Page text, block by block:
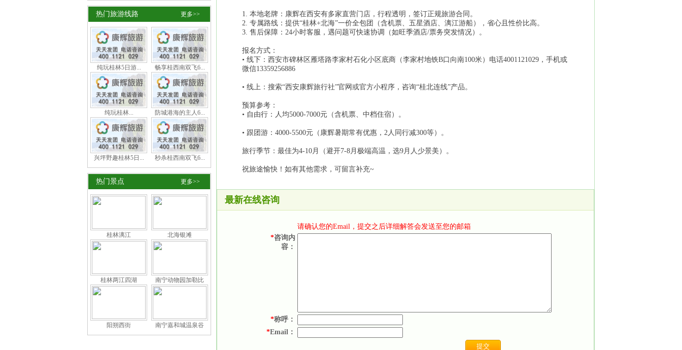
更多>>
热门旅游线路
纯玩桂林5日游... 畅享桂西南双飞6...
纯玩桂林... 防城港海的主人6...
兴坪野趣桂林5日... 秒杀桂西南双飞6...
更多>>
热门景点
桂林漓江 北海银滩
桂林两江四湖 南宁动物园加勒比
阳朔西街 南宁嘉和城温泉谷
1. 本地老牌：康辉在西安有多家直营门店，行程透明，签订正规旅游合同。
2. 专属路线：提供“桂林+北海”一价全包团（含机票、五星酒店、漓江游船），省心且性价比高。
3. 售后保障：24小时客服，遇问题可快速协调（如旺季酒店/票务突发情况）。
报名方式：
• 线下：西安市碑林区雁塔路李家村石化小区底商（李家村地铁B口向南100米）​电话4001121029，手机或
微信13359256886
• 线上：搜索“西安康辉旅行社”官网或官方小程序，咨询“桂北连线”产品。
预算参考：
• 自由行：人均5000-7000元（含机票、中档住宿）。
• 跟团游：4000-5500元（康辉暑期常有优惠，2人同行减300等）。
旅行季节：最佳为4-10月（避开7-8月极端高温，选9月人少景美）。
祝旅途愉快！如有其他需求，可留言补充~
最新在线咨询
请确认您的Email，提交之后详细解答会发送至您的邮箱
*咨询内
容：
*称呼：
*Email：